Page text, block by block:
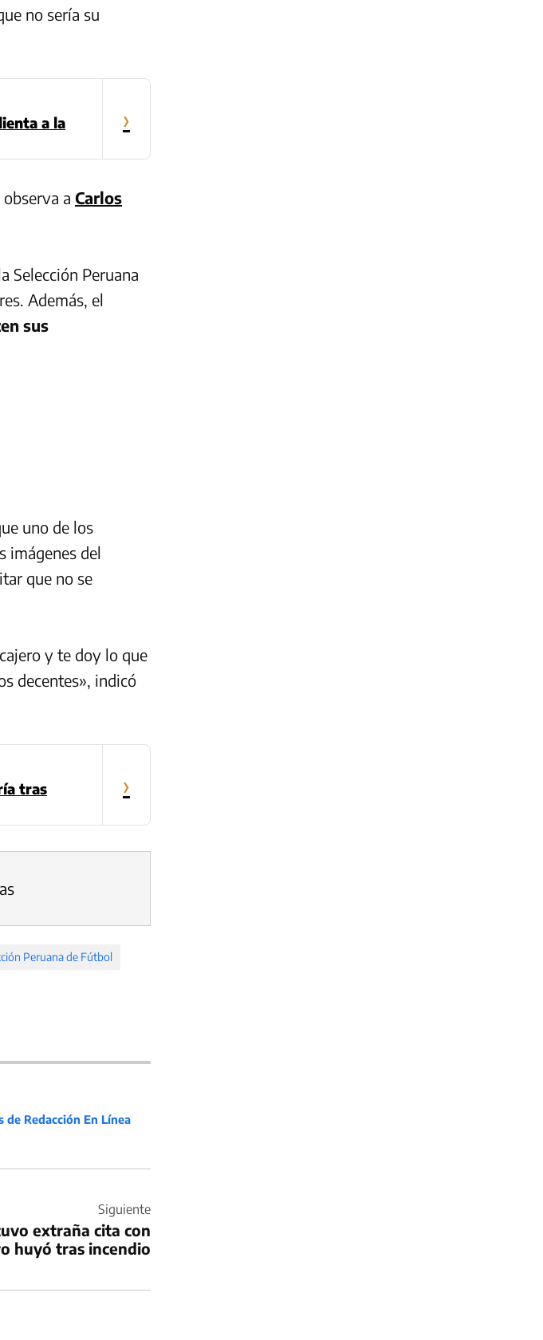
no sería su
a la
›
a Carlos
Selección Peruana
Además, el
sus
uno de los
imágenes del
que no se
y te doy lo que
decentes», indicó
tras
›
Peruana de Fútbol
de Redacción En Línea
Siguiente
extraña cita con
huyó tras incendio